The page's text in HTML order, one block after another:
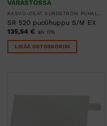
VARASTOSSA
KASVO-OSAT SUNDSTRÖM PUHALLINSUOJAIMIIN
SR 520 puolihuppu S/M EX
135,54 € alv 0%
LISÄÄ OSTOSKORIIN